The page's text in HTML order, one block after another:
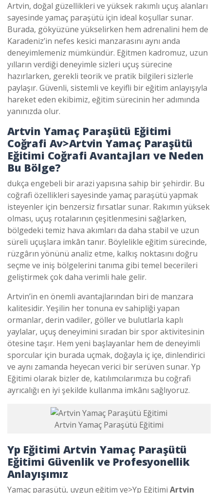
Artvin, doğal güzellikleri ve yüksek rakımlı uçuş alanları
sayesinde yamaç paraşütü için ideal koşullar sunar.
Burada, gökyüzüne yükselirken hem adrenalini hem de
Karadeniz’in nefes kesici manzarasını aynı anda
deneyimlemeniz mümkündür. Eğitmen kadromuz, uzun
yılların verdiği deneyimle sizleri uçuş sürecine
hazırlarken, gerekli teorik ve pratik bilgileri sizlerle
paylaşır. Güvenli, sistemli ve keyifli bir eğitim anlayışıyla
hareket eden ekibimiz, eğitim sürecinin her adımında
yanınızda olur.
Artvin Yamaç Paraşütü Eğitimi
Coğrafi Av>Artvin Yamaç Paraşütü
Eğitimi Coğrafi Avantajları ve Neden
Bu Bölge?
dukça engebeli bir arazi yapısına sahip bir şehirdir. Bu
coğrafi özellikleri sayesinde yamaç paraşütü yapmak
isteyenler için benzersiz fırsatlar sunar. Rakımın yüksek
olması, uçuş rotalarının çeşitlenmesini sağlarken,
bölgedeki temiz hava akımları da daha stabil ve uzun
süreli uçuşlara imkân tanır. Böylelikle eğitim sürecinde,
rüzgârın yönünü analiz etme, kalkış noktasını doğru
seçme ve iniş bölgelerini tanıma gibi temel becerileri
geliştirmek çok daha verimli hale gelir.
Artvin’in en önemli avantajlarından biri de manzara
kalitesidir. Yeşilin her tonuna ev sahipliği yapan
ormanlar, derin vadiler, göller ve bulutlarla kaplı
yaylalar, uçuş deneyimini sıradan bir spor aktivitesinin
ötesine taşır. Hem yeni başlayanlar hem de deneyimli
sporcular için burada uçmak, doğayla iç içe, dinlendirici
ve aynı zamanda heyecan verici bir serüven sunar. Yp
Eğitimi olarak bizler de, katılımcılarımıza bu coğrafi
ayrıcalığı en iyi şekilde kullanma imkânı sağlıyoruz.
Artvin Yamaç Paraşütü Eğitimi
Yp EğitimiArtvin Yamaç Paraşütü
Eğitimi Güvenlik ve Profesyonellik
Anlayışımız
Yamaç paraşütü, uygun eğitim ve>Yp Eğitimi Artvin